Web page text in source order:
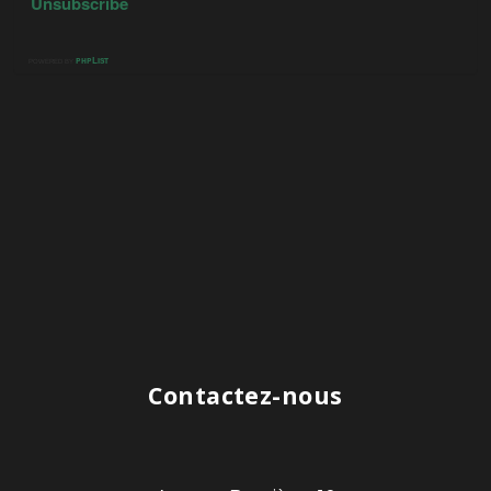
Contactez-nous